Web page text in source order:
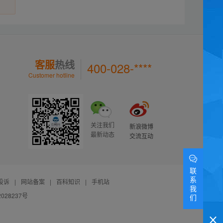
客服热线
Customer hotline 400-028-****
关注我们
最新动态
新浪微博
交流互动
诉 | 网站备案 | 百科知识 |
手机站
号
联
系
我
们